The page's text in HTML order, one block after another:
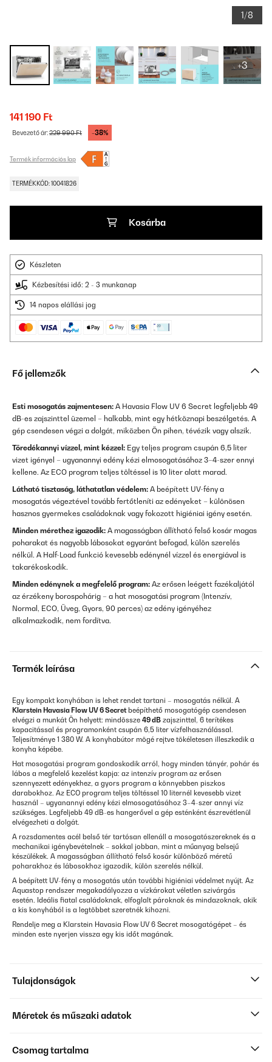
1/8
+3
141 190 Ft
Bevezető ár:229 990 Ft -38%
Termék információs lap
TERMÉKKÓD: 10041826
Kosárba
Készleten
Kézbesítési idő: 2 - 3 munkanap
14 napos elállási jog
Fő jellemzők
Esti mosogatás zajmentesen: A Havasia Flow UV 6 Secret legfeljebb 49
dB-es zajszinttel üzemel – halkabb, mint egy hétköznapi beszélgetés. A
gép csendesen végzi a dolgát, miközben Ön pihen, tévézik vagy alszik.
Töredékannyi vízzel, mint kézzel: Egy teljes program csupán 6,5 liter
vizet igényel – ugyanannyi edény kézi elmosogatásához 3–4-szer ennyi
kellene. Az ECO program teljes töltéssel is 10 liter alatt marad.
Látható tisztaság, láthatatlan védelem: A beépített UV-fény a
mosogatás végeztével tovább fertőtleníti az edényeket – különösen
hasznos gyermekes családoknak vagy fokozott higiéniai igény esetén.
Minden mérethez igazodik: A magasságban állítható felső kosár magas
poharakat és nagyobb lábosokat egyaránt befogad, külön szerelés
nélkül. A Half-Load funkció kevesebb edénynél vízzel és energiával is
takarékoskodik.
Minden edénynek a megfelelő program: Az erősen leégett fazékaljától
az érzékeny borospohárig – a hat mosogatási program (Intenzív,
Normal, ECO, Üveg, Gyors, 90 perces) az edény igényéhez
alkalmazkodik, nem fordítva.
Termék leírása
Egy kompakt konyhában is lehet rendet tartani – mosogatás nélkül. A
Klarstein Havasia Flow UV 6 Secretbeépíthető mosogatógép csendesen
elvégzi a munkát Ön helyett: mindössze 49 dB zajszinttel, 6 terítékes
kapacitással és programonként csupán 6,5 liter vízfelhasználással.
Teljesítménye 1 380 W. A konyhabútor mögé rejtve tökéletesen illeszkedik a
konyha képébe.
Hat mosogatási program gondoskodik arról, hogy minden tányér, pohár és
lábos a megfelelő kezelést kapja: az intenzív program az erősen
szennyezett edényekhez, a gyors program a könnyebben piszkos
darabokhoz. Az ECO program teljes töltéssel 10 liternél kevesebb vizet
használ – ugyanannyi edény kézi elmosogatásához 3–4-szer annyi víz
szükséges. Legfeljebb 49 dB-es hangerővel a gép esténként észrevétlenül
elvégezheti a dolgát.
A rozsdamentes acél belső tér tartósan ellenáll a mosogatószereknek és a
mechanikai igénybevételnek – sokkal jobban, mint a műanyag belsejű
készülékek. A magasságban állítható felső kosár különböző méretű
poharakhoz és lábosokhoz igazodik, külön szerelés nélkül.
A beépített UV-fény a mosogatás után további higiéniai védelmet nyújt. Az
Aquastop rendszer megakadályozza a vízkárokat véletlen szivárgás
esetén. Ideális fiatal családoknak, elfoglalt pároknak és mindazoknak, akik
a kis konyhából is a legtöbbet szeretnék kihozni.
Rendelje meg a Klarstein Havasia Flow UV 6 Secret mosogatógépet – és
minden este nyerjen vissza egy kis időt magának.
Tulajdonságok
Méretek és műszaki adatok
Csomag tartalma